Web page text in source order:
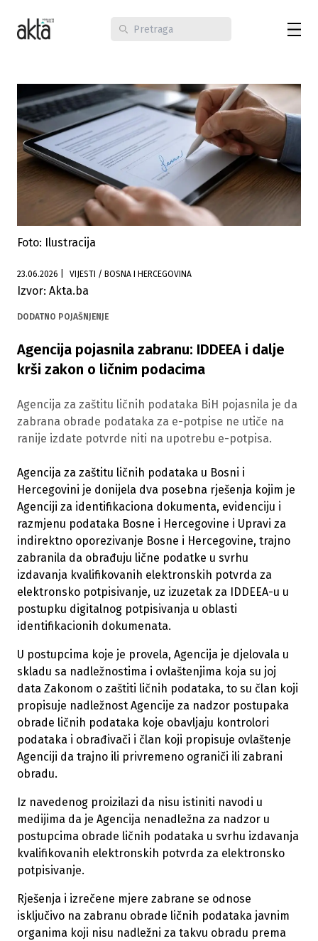
Foto: Ilustracija
23.06.2026 VIJESTI / BOSNA I HERCEGOVINA
Izvor: Akta.ba
DODATNO POJAŠNJENJE
Agencija pojasnila zabranu: IDDEEA i dalje
krši zakon o ličnim podacima
Agencija za zaštitu ličnih podataka BiH pojasnila je da
zabrana obrade podataka za e-potpise ne utiče na
ranije izdate potvrde niti na upotrebu e-potpisa.
Agencija za zaštitu ličnih podataka u Bosni i
Hercegovini je donijela dva posebna rješenja kojim je
Agenciji za identifikaciona dokumenta, evidenciju i
razmjenu podataka Bosne i Hercegovine i Upravi za
indirektno oporezivanje Bosne i Hercegovine, trajno
zabranila da obrađuju lične podatke u svrhu
izdavanja kvalifikovanih elektronskih potvrda za
elektronsko potpisivanje, uz izuzetak za IDDEEA-u u
postupku digitalnog potpisivanja u oblasti
identifikacionih dokumenata.
U postupcima koje je provela, Agencija je djelovala u
skladu sa nadležnostima i ovlaštenjima koja su joj
data Zakonom o zaštiti ličnih podataka, to su član koji
propisuje nadležnost Agencije za nadzor postupaka
obrade ličnih podataka koje obavljaju kontrolori
podataka i obrađivači i član koji propisuje ovlaštenje
Agenciji da trajno ili privremeno ograniči ili zabrani
obradu.
Iz navedenog proizilazi da nisu istiniti navodi u
medijima da je Agencija nenadležna za nadzor u
postupcima obrade ličnih podataka u svrhu izdavanja
kvalifikovanih elektronskih potvrda za elektronsko
potpisivanje.
Rješenja i izrečene mjere zabrane se odnose
isključivo na zabranu obrade ličnih podataka javnim
organima koji nisu nadležni za takvu obradu prema